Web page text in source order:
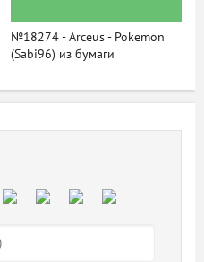
№18274 - Arceus - Pokemon
(Sabi96) из бумаги